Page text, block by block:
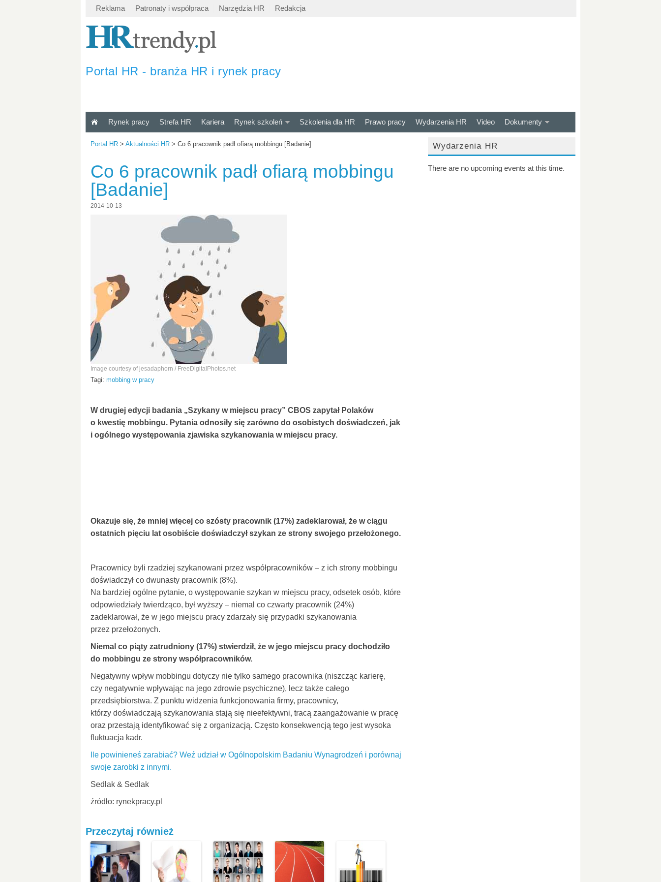
Reklama Patronaty i współpraca Narzędzia HR Redakcja
Portal HR - branża HR i rynek pracy
Rynek pracy Strefa HR Kariera Rynek szkoleń Szkolenia dla HR Prawo pracy Wydarzenia HR Video Dokumenty
Portal HR > Aktualności HR > Co 6 pracownik padł ofiarą mobbingu [Badanie]
Co 6 pracownik padł ofiarą mobbingu
[Badanie]
2014-10-13
Image courtesy of jesadaphorn / FreeDigitalPhotos.net
Tagi: mobbing w pracy
W drugiej edycji badania „Szykany w miejscu pracy” CBOS zapytał Polaków
o kwestię mobbingu. Pytania odnosiły się zarówno do osobistych doświadczeń, jak
i ogólnego występowania zjawiska szykanowania w miejscu pracy.
Okazuje się, że mniej więcej co szósty pracownik (17%) zadeklarował, że w ciągu
ostatnich pięciu lat osobiście doświadczył szykan ze strony swojego przełożonego.
Pracownicy byli rzadziej szykanowani przez współpracowników – z ich strony mobbingu
doświadczył co dwunasty pracownik (8%).
Na bardziej ogólne pytanie, o występowanie szykan w miejscu pracy, odsetek osób, które
odpowiedziały twierdząco, był wyższy – niemal co czwarty pracownik (24%)
zadeklarował, że w jego miejscu pracy zdarzały się przypadki szykanowania
przez przełożonych.
Niemal co piąty zatrudniony (17%) stwierdził, że w jego miejscu pracy dochodziło
do mobbingu ze strony współpracowników.
Negatywny wpływ mobbingu dotyczy nie tylko samego pracownika (niszcząc karierę,
czy negatywnie wpływając na jego zdrowie psychiczne), lecz także całego
przedsiębiorstwa. Z punktu widzenia funkcjonowania firmy, pracownicy,
którzy doświadczają szykanowania stają się nieefektywni, tracą zaangażowanie w pracę
oraz przestają identyfikować się z organizacją. Często konsekwencją tego jest wysoka
fluktuacja kadr.
Ile powinieneś zarabiać? Weź udział w Ogólnopolskim Badaniu Wynagrodzeń i porównaj
swoje zarobki z innymi.
Sedlak & Sedlak
źródło: rynekpracy.pl
Przeczytaj również
Wydarzenia HR
There are no upcoming events at this time.